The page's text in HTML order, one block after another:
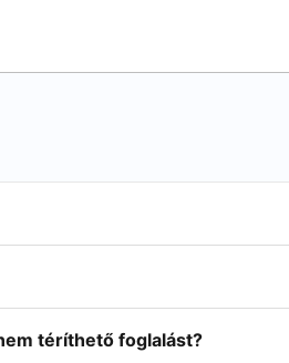
téríthető foglalást?